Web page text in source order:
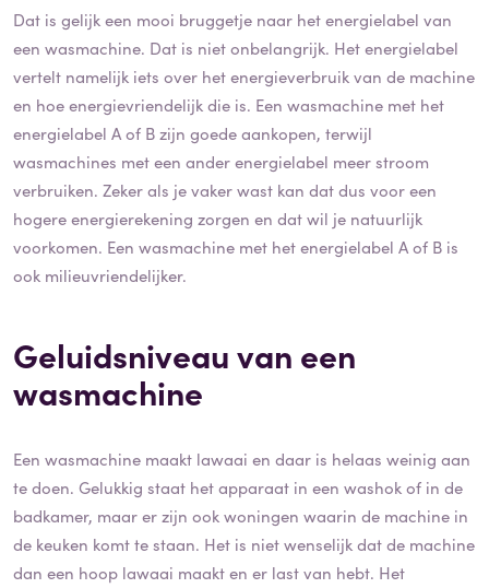
Dat is gelijk een mooi bruggetje naar het energielabel van
een wasmachine. Dat is niet onbelangrijk. Het energielabel
vertelt namelijk iets over het energieverbruik van de machine
en hoe energievriendelijk die is. Een wasmachine met het
energielabel A of B zijn goede aankopen, terwijl
wasmachines met een ander energielabel meer stroom
verbruiken. Zeker als je vaker wast kan dat dus voor een
hogere energierekening zorgen en dat wil je natuurlijk
voorkomen. Een wasmachine met het energielabel A of B is
ook milieuvriendelijker.
Geluidsniveau van een
wasmachine
Een wasmachine maakt lawaai en daar is helaas weinig aan
te doen. Gelukkig staat het apparaat in een washok of in de
badkamer, maar er zijn ook woningen waarin de machine in
de keuken komt te staan. Het is niet wenselijk dat de machine
dan een hoop lawaai maakt en er last van hebt. Het